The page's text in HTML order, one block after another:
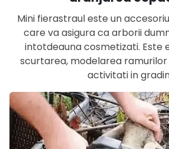
Mini fierastraul este un
care va asigura ca arborii
intotdeauna cosmetizati. Este
scurtarea, modelarea
activitati in